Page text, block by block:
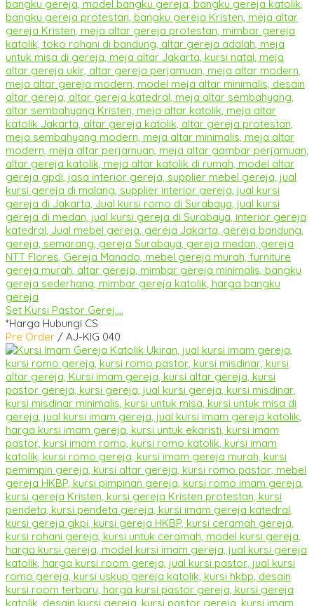
Set Kursi Pastor Gerej....
*Harga Hubungi CS
Pre Order / AJ-KIG 040